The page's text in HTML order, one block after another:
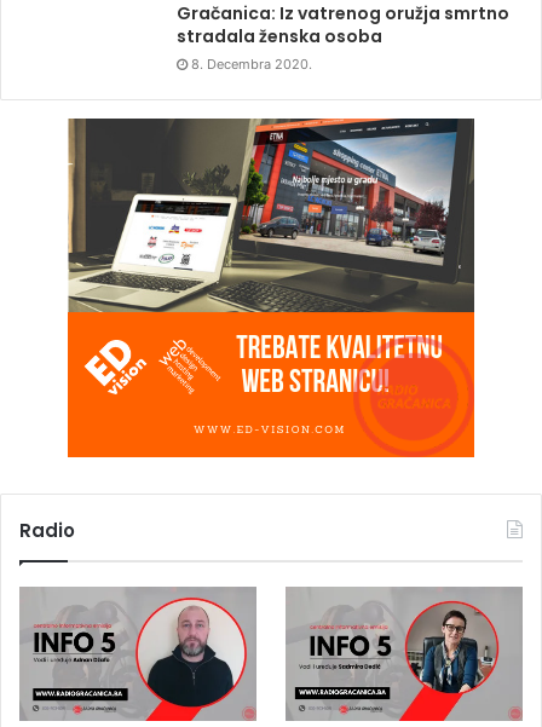
Gračanica: Iz vatrenog oružja smrtno
stradala ženska osoba
8. Decembra 2020.
Radio